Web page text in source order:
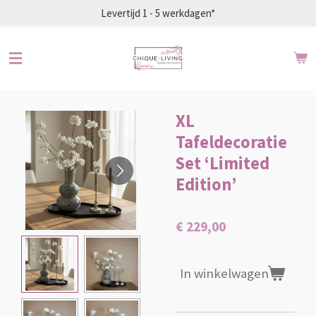
de
Levertijd 1 - 5 werkdagen*
XL
Tafeldecoratie
Set ‘Limited
Edition’
€ 229,00
In winkelwagen